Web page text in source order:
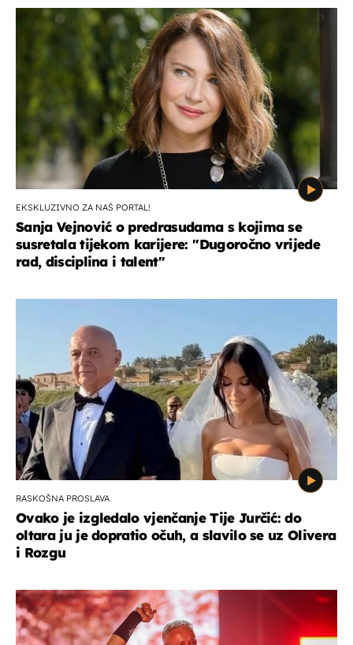
EKSKLUZIVNO ZA NAŠ PORTAL!
Sanja Vejnović o predrasudama s kojima se
susretala tijekom karijere: ''Dugoročno vrijede
rad, disciplina i talent''
RASKOŠNA PROSLAVA
Ovako je izgledalo vjenčanje Tije Jurčić: do
oltara ju je dopratio očuh, a slavilo se uz Olivera
i Rozgu